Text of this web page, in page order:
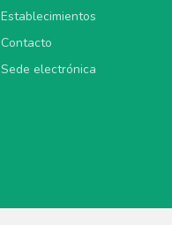
Establecimientos
Contacto
Sede electrónica